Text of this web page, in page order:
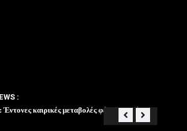
:
καιρικές μεταβολές φέρνει ο Μάιος